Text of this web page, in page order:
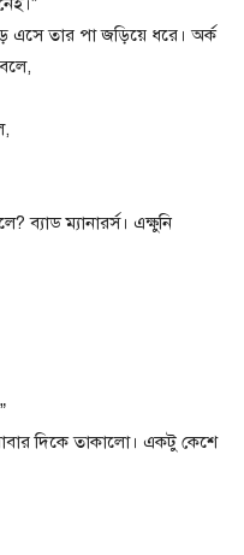
এসে তার পা জড়িয়ে ধরে। অর্ক
ব্যাড ম্যানারর্স। এক্ষুনি
দিকে তাকালো। একটু কেশে